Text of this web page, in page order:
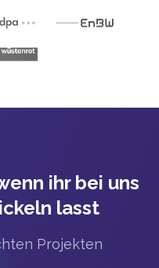
ihr bei uns
lasst
Projekten